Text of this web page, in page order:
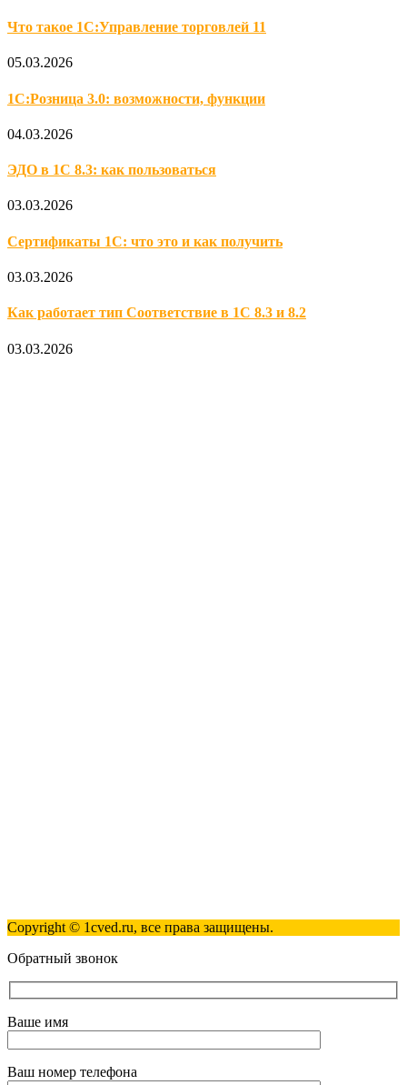
Что такое 1С:Управление торговлей 11
05.03.2026
1С:Розница 3.0: возможности, функции
04.03.2026
ЭДО в 1С 8.3: как пользоваться
03.03.2026
Сертификаты 1С: что это и как получить
03.03.2026
Как работает тип Соответствие в 1С 8.3 и 8.2
03.03.2026
Copyright © 1cved.ru, все права защищены.
Обратный звонок
Ваше имя
Ваш номер телефона